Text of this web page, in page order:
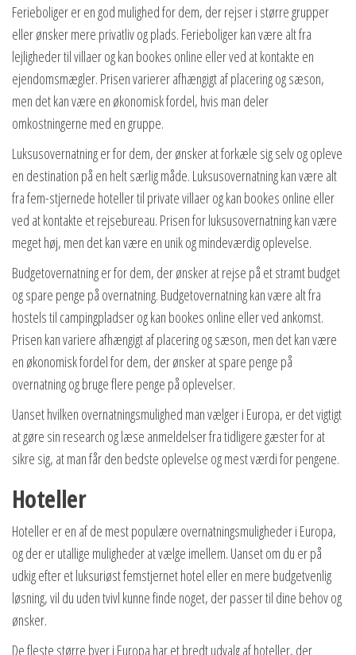
Ferieboliger er en god mulighed for dem, der rejser i større grupper
eller ønsker mere privatliv og plads. Ferieboliger kan være alt fra
lejligheder til villaer og kan bookes online eller ved at kontakte en
ejendomsmægler. Prisen varierer afhængigt af placering og sæson,
men det kan være en økonomisk fordel, hvis man deler
omkostningerne med en gruppe.
Luksusovernatning er for dem, der ønsker at forkæle sig selv og opleve
en destination på en helt særlig måde. Luksusovernatning kan være alt
fra fem-stjernede hoteller til private villaer og kan bookes online eller
ved at kontakte et rejsebureau. Prisen for luksusovernatning kan være
meget høj, men det kan være en unik og mindeværdig oplevelse.
Budgetovernatning er for dem, der ønsker at rejse på et stramt budget
og spare penge på overnatning. Budgetovernatning kan være alt fra
hostels til campingpladser og kan bookes online eller ved ankomst.
Prisen kan variere afhængigt af placering og sæson, men det kan være
en økonomisk fordel for dem, der ønsker at spare penge på
overnatning og bruge flere penge på oplevelser.
Uanset hvilken overnatningsmulighed man vælger i Europa, er det vigtigt
at gøre sin research og læse anmeldelser fra tidligere gæster for at
sikre sig, at man får den bedste oplevelse og mest værdi for pengene.
Hoteller
Hoteller er en af de mest populære overnatningsmuligheder i Europa,
og der er utallige muligheder at vælge imellem. Uanset om du er på
udkig efter et luksuriøst femstjernet hotel eller en mere budgetvenlig
løsning, vil du uden tvivl kunne finde noget, der passer til dine behov og
ønsker.
De fleste større byer i Europa har et bredt udvalg af hoteller, der